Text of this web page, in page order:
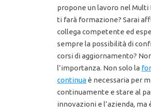
propone un lavoro nel
ti farà formazione? Sarai
collega competente ed
sempre la possibilità di
corsi di aggiornamento?
l’importanza. Non solo la
continua è necessaria per
continuamente e stare al
innovazioni e l’azienda, ma